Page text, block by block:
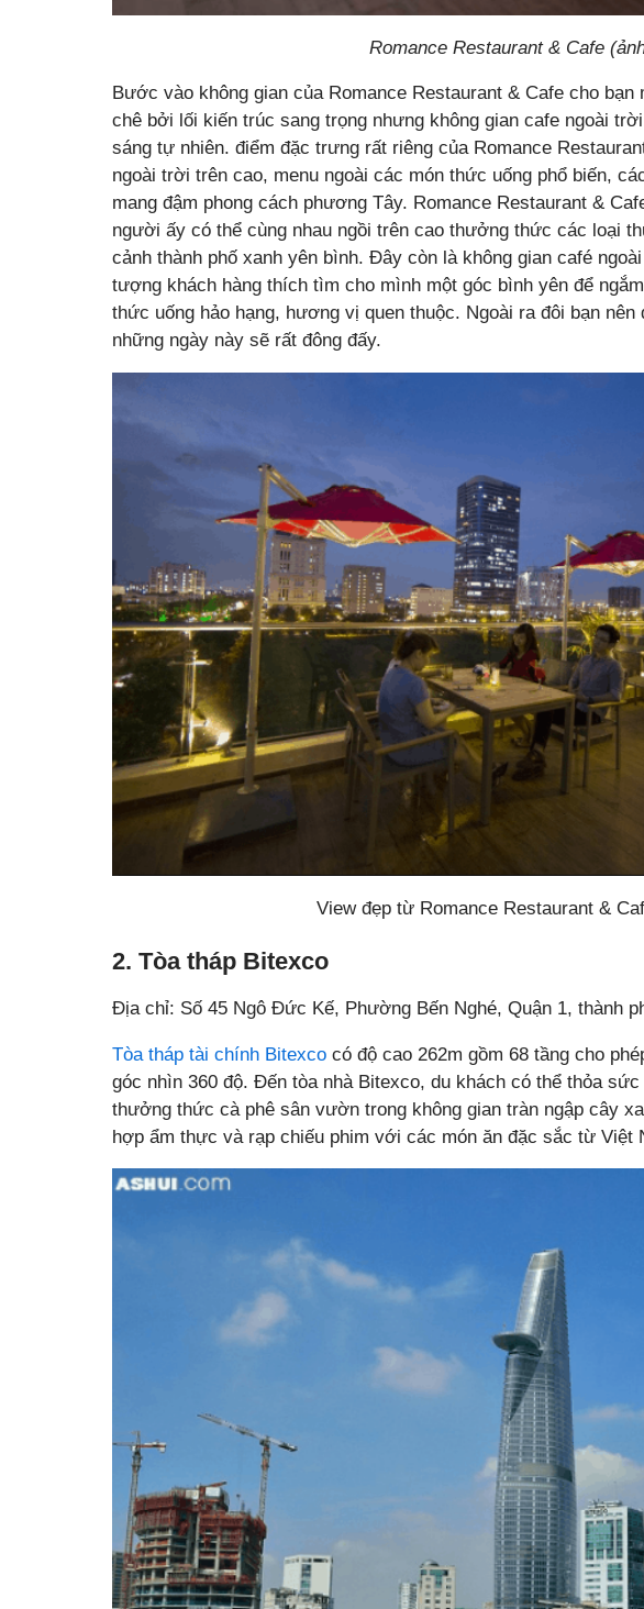
Romance Restaurant & Cafe
Bước vào không gian của Romance Restaurant & Cafe cho
chê bởi lối kiến trúc sang trọng nhưng không gian cafe ngoài
sáng tự nhiên. điểm đặc trưng rất riêng của Romance
ngoài trời trên cao, menu ngoài các món thức uống phổ biến,
mang đậm phong cách phương Tây. Romance Restaurant &
người ấy có thể cùng nhau ngồi trên cao thưởng thức các loại
cảnh thành phố xanh yên bình. Đây còn là không gian café
tượng khách hàng thích tìm cho mình một góc bình yên để
thức uống hảo hạng, hương vị quen thuộc. Ngoài ra đôi bạn nên
những ngày này sẽ rất đông đấy.
View đẹp từ Romance Restaurant &
2. Tòa tháp Bitexco
Địa chỉ: Số 45 Ngô Đức Kế, Phường Bến Nghé, Quận 1, thành
Tòa tháp tài chính Bitexco có độ cao 262m gồm 68 tầng cho
góc nhìn 360 độ. Đến tòa nhà Bitexco, du khách có thể thỏa
thưởng thức cà phê sân vườn trong không gian tràn ngập cây
hợp ẩm thực và rạp chiếu phim với các món ăn đặc sắc từ Việt